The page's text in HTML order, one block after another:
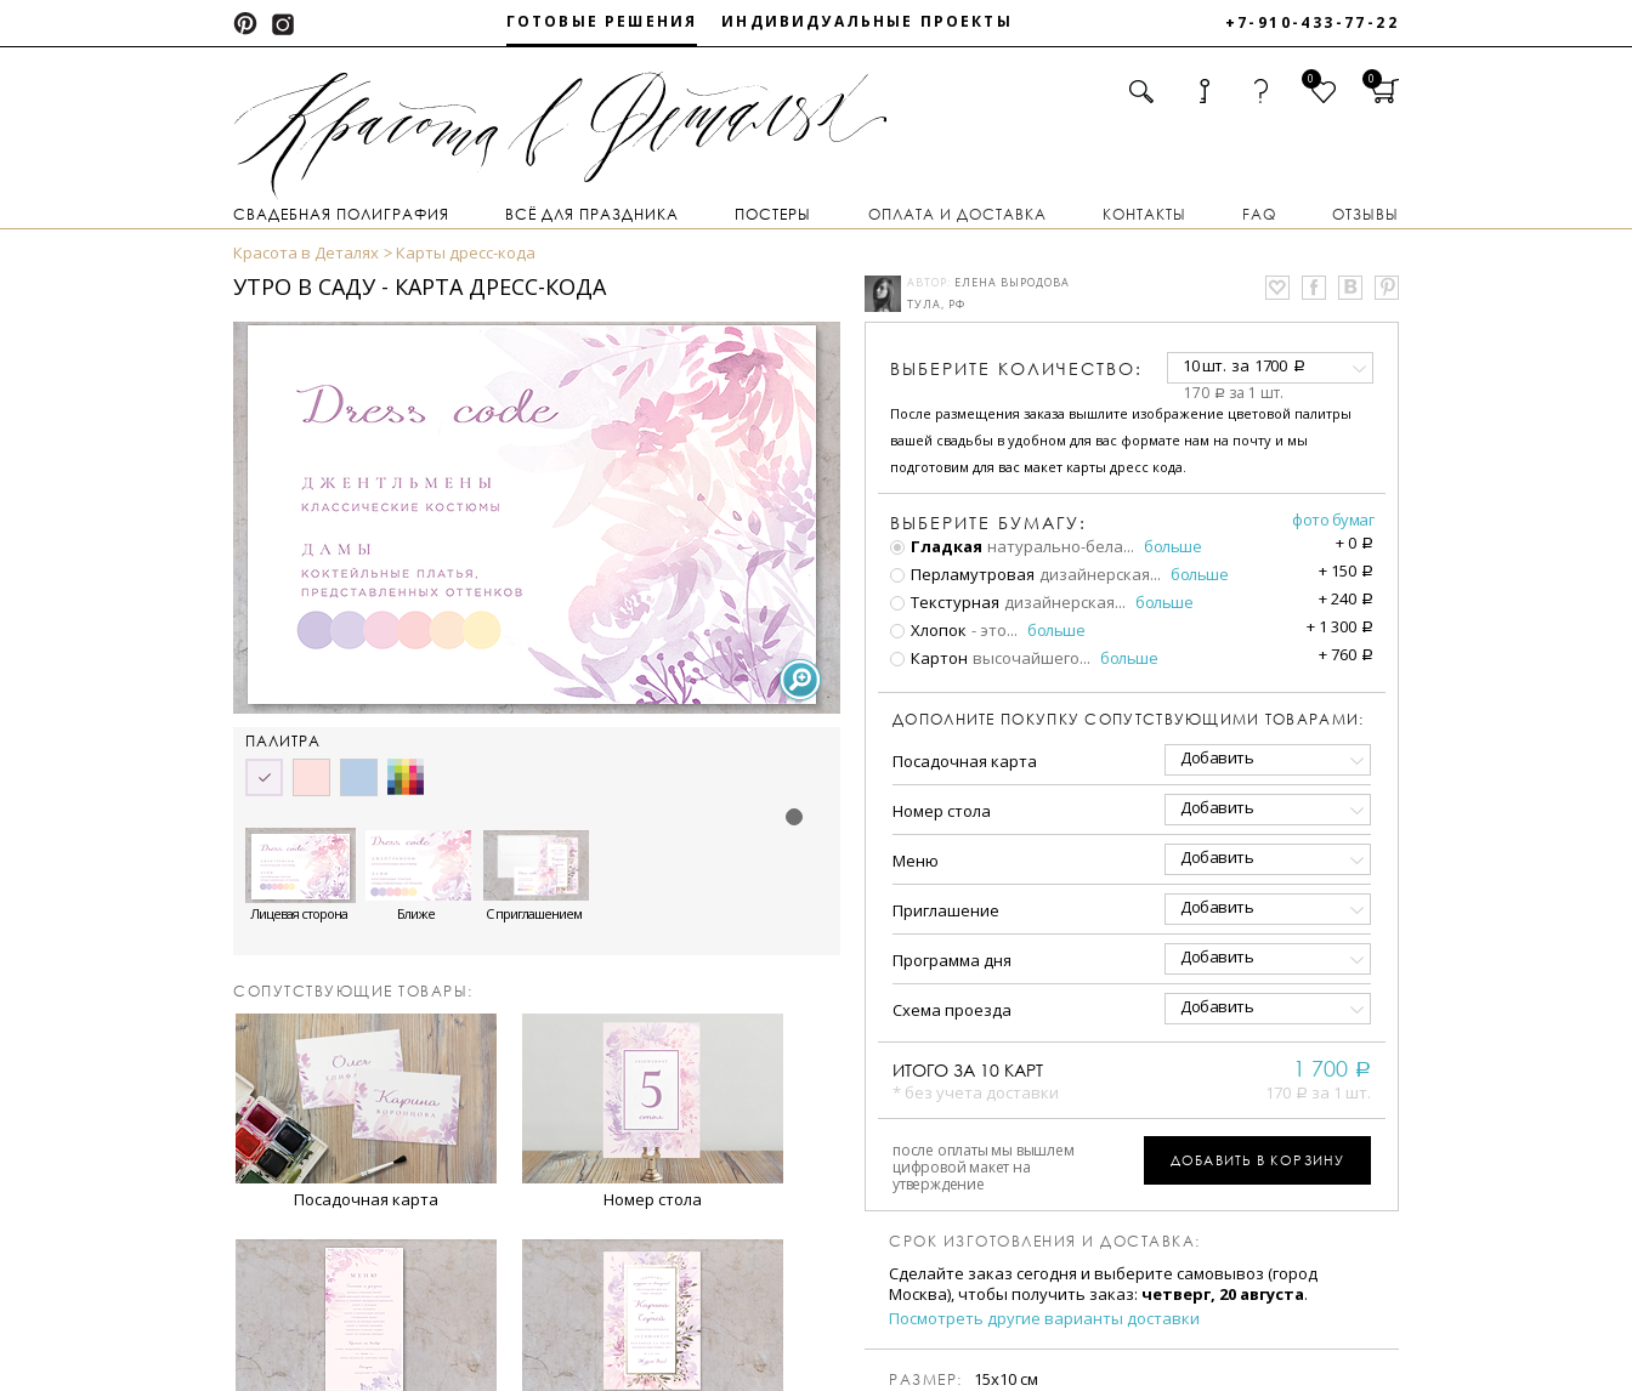
ГОТОВЫЕ РЕШЕНИЯ ИНДИВИДУАЛЬНЫЕ ПРОЕКТЫ +7-910-433-77-22
0 0
СВАДЕБНАЯ ПОЛИГРАФИЯ ВСЁ ДЛЯ ПРАЗДНИКА ПОСТЕРЫ ОПЛАТА И ДОСТАВКА КОНТАКТЫ FAQ ОТЗЫВЫ
Красота в Деталях Карты дресс-кода
УТРО В САДУ - КАРТА ДРЕСС-КОДА
ПАЛИТРА
Лицевая сторона Ближе С приглашением
CОПУТСТВУЮЩИЕ ТОВАРЫ:
Посадочная карта Номер стола
АВТОР: ЕЛЕНА ВЫРОДОВА
ТУЛА, РФ
ВЫБЕРИТЕ КОЛИЧЕСТВО: 10 шт. за 1700 a
170 a за 1 шт.
После размещения заказа вышлите изображение цветовой палитры
вашей свадьбы в удобном для вас формате нам на почту и мы
подготовим для вас макет карты дресс кода.
ВЫБЕРИТЕ БУМАГУ:
фото бумаг
Гладкая натурально-бела... больше +0 a
Перламутровая дизайнерская... больше + 150 a
Текстурная дизайнерская... больше +240 a
Хлопок - это... больше + 1 300 a
Картон высочайшего... больше +760 a
ДОПОЛНИТЕ ПОКУПКУ СОПУТСТВУЮЩИМИ ТОВАРАМИ:
Посадочная карта Добавить
Номер стола Добавить
Меню Добавить
Приглашение Добавить
Программа дня Добавить
Схема проезда Добавить
ИТОГО ЗА 10 КАРТ
* без учета доставки
1 700 a
170 a за 1 шт.
после оплаты мы вышлем
цифровой макет на
утверждение
ДОБАВИТЬ В КОРЗИНУ
СРОК ИЗГОТОВЛЕНИЯ И ДОСТАВКА:
Сделайте заказ сегодня и выберите самовывоз (город
Москва), чтобы получить заказ: четверг, 20 августа.
Посмотреть другие варианты доставки
РАЗМЕР: 15х10 см